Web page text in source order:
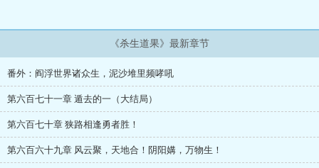
《杀生道果》最新章节
番外：阎浮世界诸众生，泥沙堆里频哮吼
第六百七十一章 遁去的一（大结局）
第六百七十章 狭路相逢勇者胜！
第六百六十九章 风云聚，天地合！阴阳媾，万物生！